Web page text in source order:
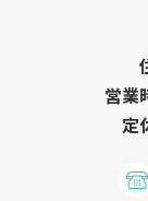
営業
定